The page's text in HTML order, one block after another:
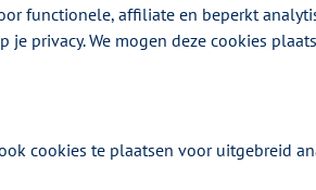
medicijnen werken vaak net
te nemen. Bij Gemeente Amsterdam
geneesmiddelen.
functionele, affiliate en beperkt
privacy. We mogen deze cookies
cookies te plaatsen voor uitgebreid